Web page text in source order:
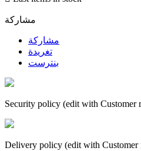
مشاركة
مشاركة
تغريدة
بنترست
Security policy (edit with Customer
Delivery policy (edit with Customer